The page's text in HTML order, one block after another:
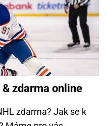
zdarma online
zdarma? Jak se k